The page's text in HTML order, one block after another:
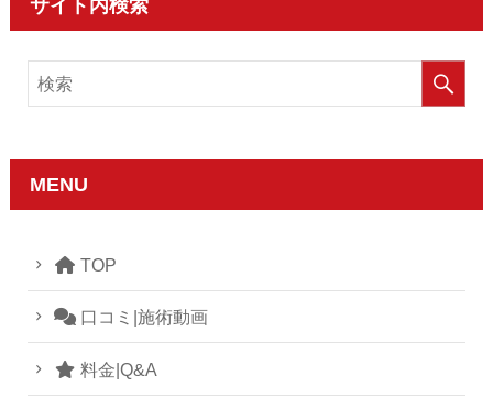
サイト内検索
MENU
TOP
口コミ|施術動画
料金|Q&A